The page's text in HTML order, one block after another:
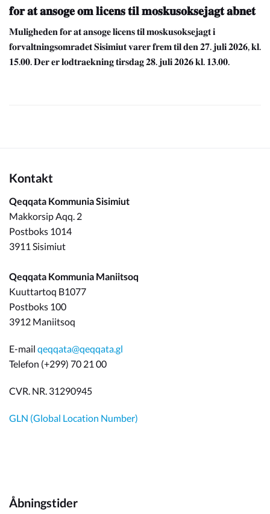
𝐟𝐨𝐫 𝐚𝐭 𝐚𝐧𝐬𝐨𝐠𝐞 𝐨𝐦 𝐥𝐢𝐜𝐞𝐧𝐬 𝐭𝐢𝐥 𝐦𝐨𝐬𝐤𝐮𝐬𝐨𝐤𝐬𝐞𝐣𝐚𝐠𝐭 𝐚𝐛𝐧𝐞𝐭
𝐌𝐮𝐥𝐢𝐠𝐡𝐞𝐝𝐞𝐧 𝐟𝐨𝐫 𝐚𝐭 𝐚𝐧𝐬𝐨𝐠𝐞 𝐥𝐢𝐜𝐞𝐧𝐬 𝐭𝐢𝐥 𝐦𝐨𝐬𝐤𝐮𝐬𝐨𝐤𝐬𝐞𝐣𝐚𝐠𝐭 𝐢
𝐟𝐨𝐫𝐯𝐚𝐥𝐭𝐧𝐢𝐧𝐠𝐬𝐨𝐦𝐫𝐚𝐝𝐞𝐭 𝐒𝐢𝐬𝐢𝐦𝐢𝐮𝐭 𝐯𝐚𝐫𝐞𝐫 𝐟𝐫𝐞𝐦 𝐭𝐢𝐥 𝐝𝐞𝐧 𝟐𝟕. 𝐣𝐮𝐥𝐢 𝟐𝟎𝟐𝟔, 𝐤𝐥.
𝟏𝟓.𝟎𝟎. 𝐃𝐞𝐫 𝐞𝐫 𝐥𝐨𝐝𝐭𝐫𝐚𝐞𝐤𝐧𝐢𝐧𝐠 𝐭𝐢𝐫𝐬𝐝𝐚𝐠 𝟐𝟖. 𝐣𝐮𝐥𝐢 𝟐𝟎𝟐𝟔 𝐤𝐥. 𝟏𝟑.𝟎𝟎.
Kontakt
Qeqqata Kommunia Sisimiut
Makkorsip Aqq. 2
Postboks 1014
3911 Sisimiut
Qeqqata Kommunia Maniitsoq
Kuuttartoq B1077
Postboks 100
3912 Maniitsoq
E-mail qeqqata@qeqqata.gl
Telefon (+299) 70 21 00
CVR. NR. 31290945
GLN (Global Location Number)
Åbningstider